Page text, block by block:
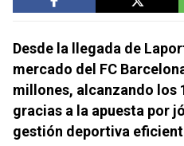
Desde la llegada de
mercado del FC
millones, alcanzando los
gracias a la apuesta por
gestión deportiva